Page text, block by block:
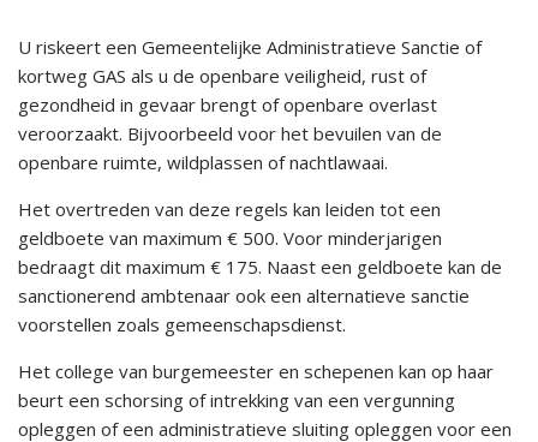
U riskeert een Gemeentelijke Administratieve Sanctie of
kortweg GAS als u de openbare veiligheid, rust of
gezondheid in gevaar brengt of openbare overlast
veroorzaakt. Bijvoorbeeld voor het bevuilen van de
openbare ruimte, wildplassen of nachtlawaai.
Het overtreden van deze regels kan leiden tot een
geldboete van maximum € 500. Voor minderjarigen
bedraagt dit maximum € 175. Naast een geldboete kan de
sanctionerend ambtenaar ook een alternatieve sanctie
voorstellen zoals gemeenschapsdienst.
Het college van burgemeester en schepenen kan op haar
beurt een schorsing of intrekking van een vergunning
opleggen of een administratieve sluiting opleggen voor een